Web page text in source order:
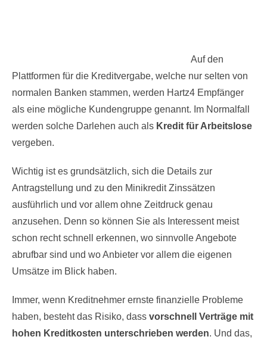
Auf den
Plattformen für die Kreditvergabe, welche nur selten von
normalen Banken stammen, werden Hartz4 Empfänger
als eine mögliche Kundengruppe genannt. Im Normalfall
werden solche Darlehen auch als Kredit für Arbeitslose
vergeben.
Wichtig ist es grundsätzlich, sich die Details zur
Antragstellung und zu den Minikredit Zinssätzen
ausführlich und vor allem ohne Zeitdruck genau
anzusehen. Denn so können Sie als Interessent meist
schon recht schnell erkennen, wo sinnvolle Angebote
abrufbar sind und wo Anbieter vor allem die eigenen
Umsätze im Blick haben.
Immer, wenn Kreditnehmer ernste finanzielle Probleme
haben, besteht das Risiko, dass vorschnell Verträge mit
hohen Kreditkosten unterschrieben werden. Und das,